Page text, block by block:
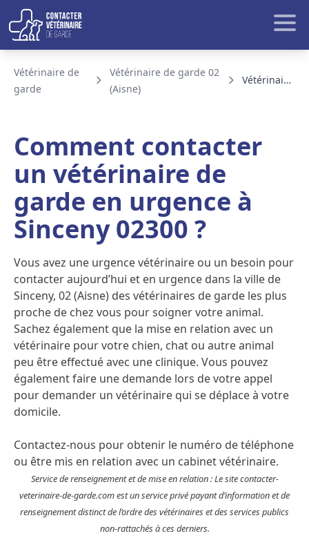
Aller au contenu
BLOG ET ACTUALITE
Vétérinaire de
garde
Vétérinaire de garde 02
(Aisne)
Vétérinaire de garde Sinceny
Comment contacter
un vétérinaire de
garde en urgence à
Sinceny 02300 ?
Vous avez une urgence vétérinaire ou un besoin pour
contacter aujourd’hui et en urgence dans la ville de
Sinceny, 02 (Aisne) des vétérinaires de garde les plus
proche de chez vous pour soigner votre animal.
Sachez également que la mise en relation avec un
vétérinaire pour votre chien, chat ou autre animal
peu être effectué avec une clinique. Vous pouvez
également faire une demande lors de votre appel
pour demander un vétérinaire qui se déplace à votre
domicile.
Contactez-nous pour obtenir le numéro de téléphone
ou être mis en relation avec un cabinet vétérinaire.
Service de renseignement et de mise en relation : Le site contacter-
veterinaire-de-garde.com est un service privé payant d’information et de
renseignement distinct de l’ordre des vétérinaires et des services publics
non-rattachés à ces derniers.